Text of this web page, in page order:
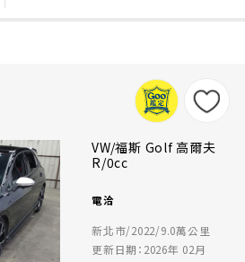
VW/福斯 Golf 高爾夫
R/0cc
電洽
新北市/2022/9.0萬公里
更新日期：2026年 02月